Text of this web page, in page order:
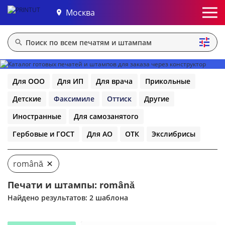
Москва
Для ООО Для ИП Для врача
Прикольные
Детские
Факсимиле Оттиск
Другие
Иностранные
Для самозанятого
Гербовые и ГОСТ
Для АО ОТК Экслибрисы
română
Печати и штампы: română
Найдено результатов: 2 шаблона